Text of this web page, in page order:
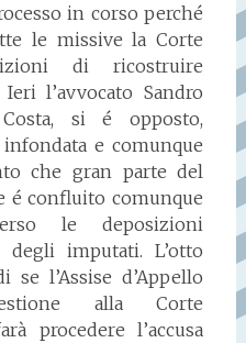
in corso perché
le missive la Corte
di ricostruire
l’avvocato Sandro
si é opposto,
e comunque
che gran parte del
é confluito comunque
le deposizioni
degli imputati. L’otto
l’Assise d’Appello
alla Corte
procedere l’accusa